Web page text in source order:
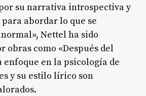
su narrativa introspectiva y
abordar lo que se
Nettel ha sido
obras como «Después del
enfoque en la psicología de
y su estilo lírico son